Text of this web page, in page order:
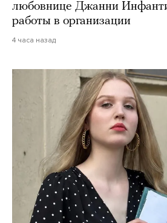
любовнице Джанни
работы в организации
4 часа назад